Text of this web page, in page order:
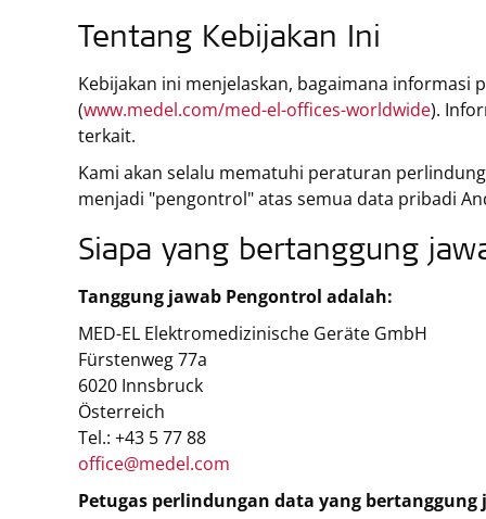
Tentang Kebijakan Ini
Kebijakan ini menjelaskan, bagaimana informasi
(www.medel.com/med-el-offices-worldwide).
terkait.
Kami akan selalu mematuhi peraturan
menjadi "pengontrol" atas semua data pribadi
Siapa yang bertanggung
Tanggung jawab Pengontrol adalah:
MED-EL Elektromedizinische Geräte GmbH
Fürstenweg 77a
6020 Innsbruck
Österreich
Tel.: +43 5 77 88
office@medel.com
Petugas perlindungan data yang